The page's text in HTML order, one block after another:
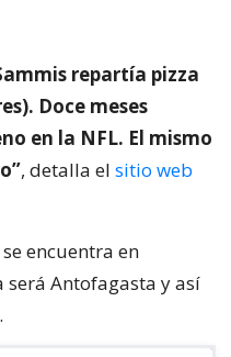
repartía pizza
Doce meses
en la NFL. El mismo
, detalla el sitio web
encuentra en
Antofagasta y así